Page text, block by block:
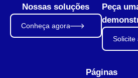
Nossas soluções
Conheça agora
Peça
Solicite
Páginas